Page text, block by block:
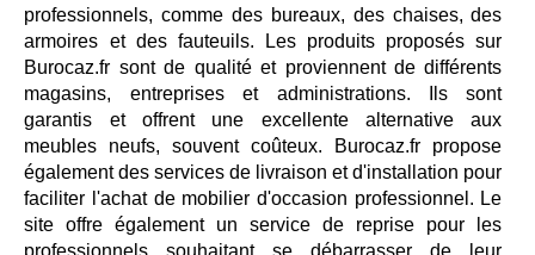
professionnels, comme des bureaux, des chaises, des
armoires et des fauteuils. Les produits proposés sur
Burocaz.fr sont de qualité et proviennent de différents
magasins, entreprises et administrations. Ils sont
garantis et offrent une excellente alternative aux
meubles neufs, souvent coûteux. Burocaz.fr propose
également des services de livraison et d'installation pour
faciliter l'achat de mobilier d'occasion professionnel. Le
site offre également un service de reprise pour les
professionnels souhaitant se débarrasser de leur